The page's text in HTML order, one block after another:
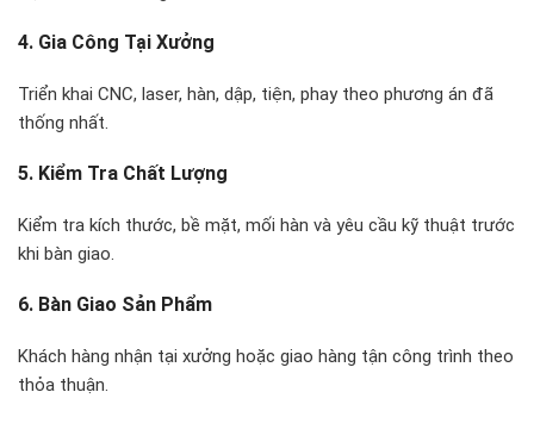
4. Gia Công Tại Xưởng
Triển khai CNC, laser, hàn, dập, tiện, phay theo phương án đã
thống nhất.
5. Kiểm Tra Chất Lượng
Kiểm tra kích thước, bề mặt, mối hàn và yêu cầu kỹ thuật trước
khi bàn giao.
6. Bàn Giao Sản Phẩm
Khách hàng nhận tại xưởng hoặc giao hàng tận công trình theo
thỏa thuận.